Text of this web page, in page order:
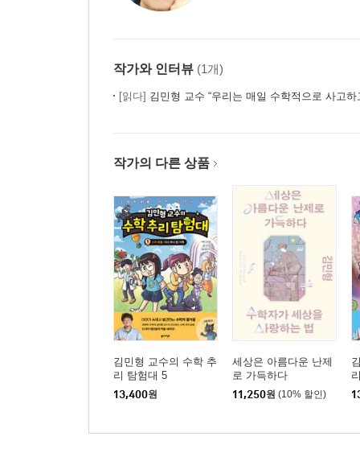
작가와 인터뷰 (1개)
[읽다] 김민형 교수 “우리는 매일 수학적으로 사고하
작가의 다른 상품
김민형 교수의 수학 추
리 탐험대 5
13,400원
세상은 아름다운 난제
로 가득하다
11,250원 (10% 할인)